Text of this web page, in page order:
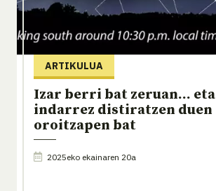
ARTIKULUA
Izar berri bat zeruan... eta
indarrez distiratzen duen
oroitzapen bat
2025eko ekainaren 20a